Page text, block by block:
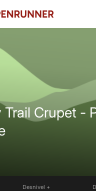
Trail Crupet -
Desnivel +